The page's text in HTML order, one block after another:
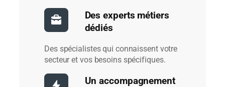
Des experts métiers
dédiés
Des spécialistes qui connaissent votre
secteur et vos besoins spécifiques.
Un accompagnement